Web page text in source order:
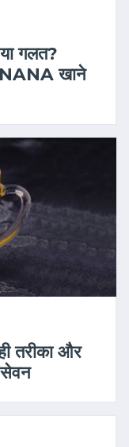
गलत?
खाने
तरीका और
सेवन